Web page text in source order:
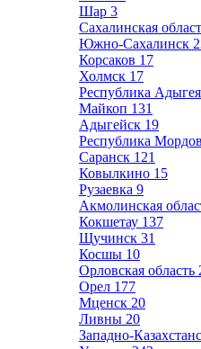
Шар 3
Сахалинская
Южно-Сахалинск
Корсаков 17
Холмск 17
Республика Адыгея
Майкоп 131
Адыгейск 19
Республика
Саранск 121
Ковылкино 15
Рузаевка 9
Акмолинская
Кокшетау 137
Щучинск 31
Косшы 10
Орловская область
Орел 177
Мценск 20
Ливны 20
Западно-